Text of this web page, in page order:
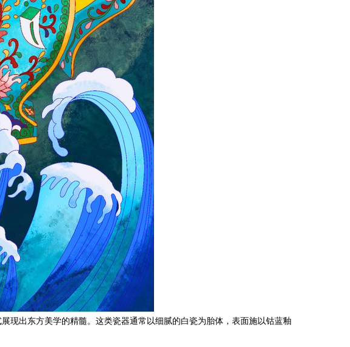
现出东方美学的精髓。这类瓷器通常以细腻的白瓷为胎体，表面施以钴蓝釉